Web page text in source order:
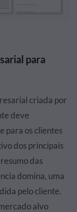
para
criada por
deve
para os clientes
dos principais
das
domina, uma
pelo cliente.
alvo